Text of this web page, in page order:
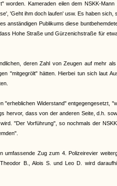
worden. Kameraden eilen dem NSKK-Mann
'Geht ihm doch laufen' usw. Es haben sich,
anständigen Publikums diese
Hohe Straße und Gürzenichstraße für
deren Zahl von Zeugen auf mehr
"mitgegrölt" hätten. Hierbei tun sich laut
"erheblichen Widerstand" entgegengesetzt,
hervor, dass von der anderen Seite, d.h.
"Der Vorführung", so nochmals der
umfassende Zug zum 4. Polizeirevier
B., Alois S. und Leo D. wird